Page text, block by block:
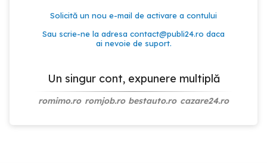
Solicită un nou e-mail de activare a contului
Sau scrie-ne la adresa contact@publi24.ro daca
ai nevoie de suport.
Un singur cont, expunere multiplă
romimo.ro romjob.ro bestauto.ro cazare24.ro